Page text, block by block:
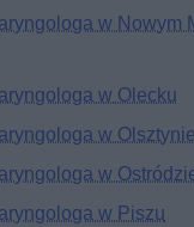
w Nowym
w Olecku
w Olsztynie
w
w Piszu